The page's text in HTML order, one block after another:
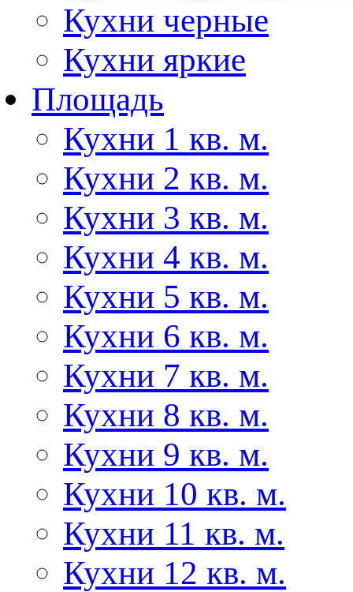
Кухни черные
Кухни яркие
Площадь
Кухни 1 кв. м.
Кухни 2 кв. м.
Кухни 3 кв. м.
Кухни 4 кв. м.
Кухни 5 кв. м.
Кухни 6 кв. м.
Кухни 7 кв. м.
Кухни 8 кв. м.
Кухни 9 кв. м.
Кухни 10 кв. м.
Кухни 11 кв. м.
Кухни 12 кв. м.